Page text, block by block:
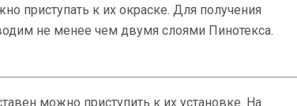
приступать к их окраске. Для получения
не менее чем двумя слоями Пинотекса.
можно приступить к их установке. На